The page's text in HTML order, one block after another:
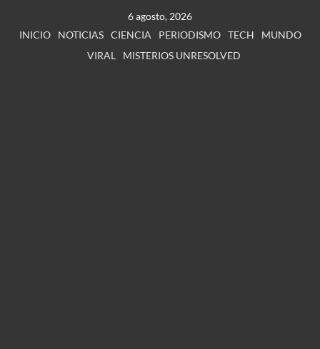
6 agosto, 2026
INICIO
NOTICIAS CIENCIA PERIODISMO TECH
MUNDO
VIRAL
MISTERIOS UNRESOLVED